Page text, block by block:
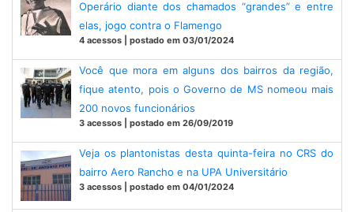
Operário diante dos chamados “grandes” e entre
elas, jogo contra o Flamengo
4 acessos | postado em 03/01/2024
Você que mora em alguns dos bairros da região,
fique atento, pois o Governo de MS nomeou mais
200 novos funcionários
3 acessos | postado em 26/09/2019
Veja os plantonistas desta quinta-feira no CRS do
bairro Aero Rancho e na UPA Universitário
3 acessos | postado em 04/01/2024